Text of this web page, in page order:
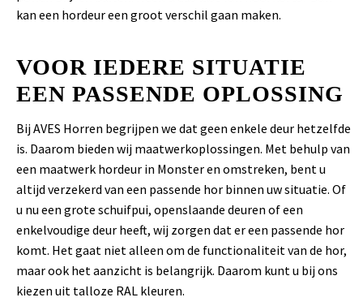
kan een hordeur een groot verschil gaan maken.
VOOR IEDERE SITUATIE
EEN PASSENDE OPLOSSING
Bij AVES Horren begrijpen we dat geen enkele deur hetzelfde
is. Daarom bieden wij maatwerkoplossingen. Met behulp van
een maatwerk hordeur in Monster en omstreken, bent u
altijd verzekerd van een passende hor binnen uw situatie. Of
u nu een grote schuifpui, openslaande deuren of een
enkelvoudige deur heeft, wij zorgen dat er een passende hor
komt. Het gaat niet alleen om de functionaliteit van de hor,
maar ook het aanzicht is belangrijk. Daarom kunt u bij ons
kiezen uit talloze RAL kleuren.